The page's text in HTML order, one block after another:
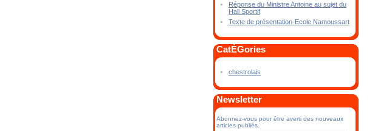
Réponse du Ministre Antoine au sujet du
Hall Sportif
Texte de présentation-Ecole Namoussart
CatÉGories
chestrolais
Newsletter
Abonnez-vous pour être averti des nouveaux
articles publiés.